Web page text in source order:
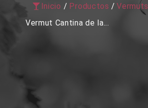
Inicio / Productos / Vermuts
Vermut Cantina de la...